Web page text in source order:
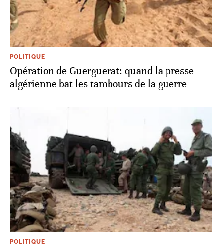
POLITIQUE
Opération de Guerguerat: quand la presse
algérienne bat les tambours de la guerre
POLITIQUE